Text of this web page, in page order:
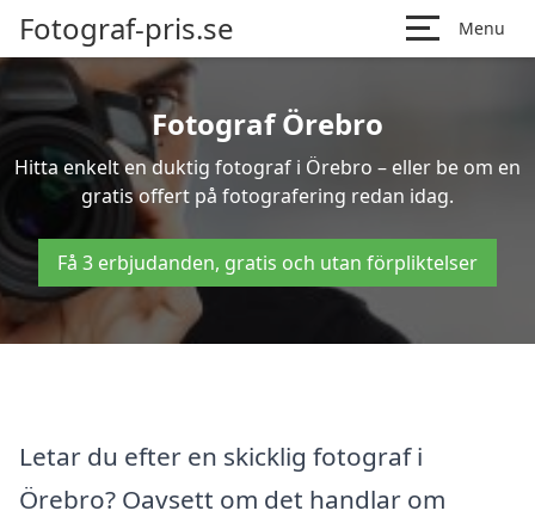
Fotograf-pris.se Menu
Fotograf Örebro
Hitta enkelt en duktig fotograf i Örebro – eller be om en
gratis offert på fotografering redan idag.
Få 3 erbjudanden, gratis och utan förpliktelser
Letar du efter en skicklig fotograf i
Örebro? Oavsett om det handlar om